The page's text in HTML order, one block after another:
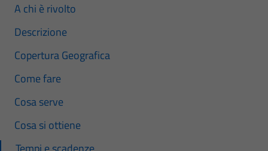
A chi è rivolto
Descrizione
Copertura Geografica
Come fare
Cosa serve
Cosa si ottiene